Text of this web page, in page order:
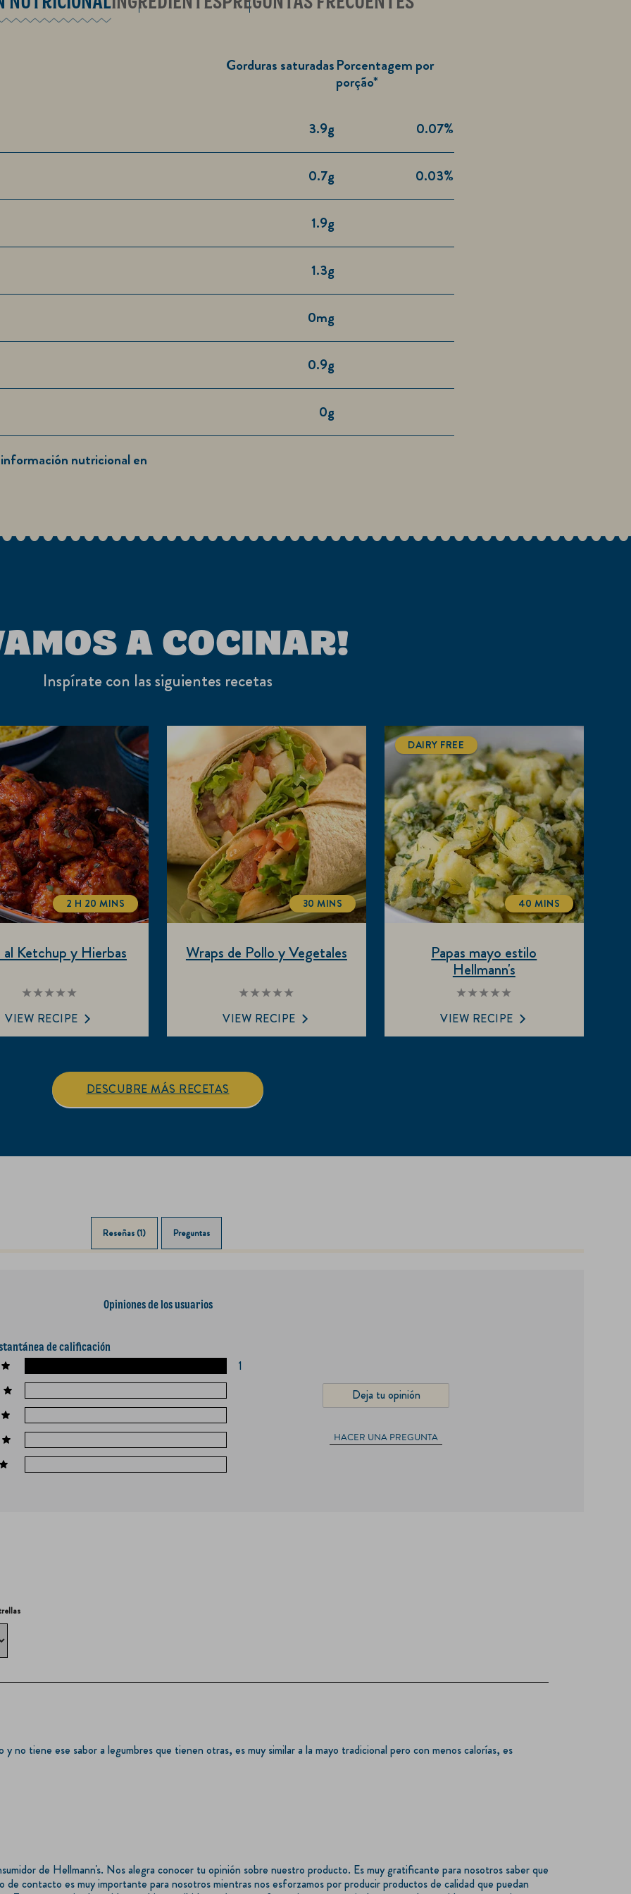
Gorduras saturadasPorcentagem por
porção*
3.9g 0.07%
0.7g 0.03%
1.9g
1.3g
0mg
0.9g
0g
nutricional en
A COCINAR!
Inspírate con las siguientes recetas
No
han
este
recipe
al Ketchup y Hierbas
COOKINGTIME
2 H 20 MINS
VIEW RECIPE
No
han
Wraps de Pollo y Vegetales
COOKINGTIME
30 MINS
VIEW RECIPE
No
han
Papas mayo estilo
Hellmann's
DAIRY FREE
COOKINGTIME
40 MINS
VIEW RECIPE
DESCUBRE MÁS RECETAS
Reseñas (1) Preguntas (0)
Opiniones de los usuarios
de calificación
1
Deja tu opinión
HACER UNA PREGUNTA
no tiene ese sabor a legumbres que tienen otras, es muy similar a la mayo tradicional pero con menos calorías, es
de Hellmann's. Nos alegra conocer tu opinión sobre nuestro producto. Es muy gratificante para nosotros saber que
contacto es muy importante para nosotros mientras nos esforzamos por producir productos de calidad que puedan